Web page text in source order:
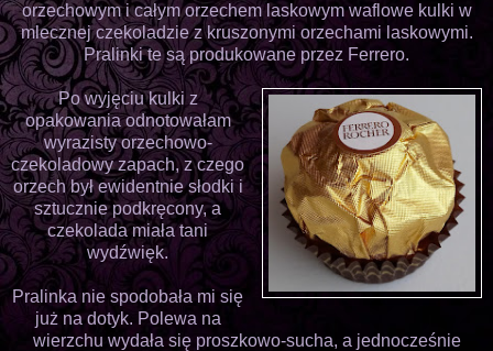
orzechowym i całym orzechem laskowym waflowe kulki w
mlecznej czekoladzie z kruszonymi orzechami laskowymi.
Pralinki te są produkowane przez Ferrero.
Po wyjęciu kulki z
opakowania odnotowałam
wyrazisty orzechowo-
czekoladowy zapach, z czego
orzech był ewidentnie słodki i
sztucznie podkręcony, a
czekolada miała tani
wydźwięk.
Pralinka nie spodobała mi się
już na dotyk. Polewa na
wierzchu wydała się proszkowo-sucha, a jednocześnie